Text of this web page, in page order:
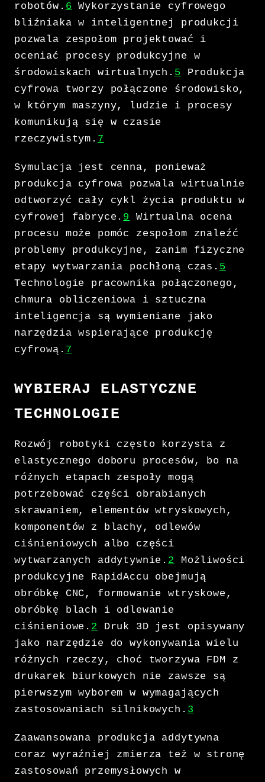
robotów. 6 Wykorzystanie cyfrowego
bliźniaka w inteligentnej produkcji
pozwala zespołom projektować i
oceniać procesy produkcyjne w
środowiskach wirtualnych. 5 Produkcja
cyfrowa tworzy połączone środowisko,
w którym maszyny, ludzie i procesy
komunikują się w czasie
rzeczywistym. 7
Symulacja jest cenna, ponieważ
produkcja cyfrowa pozwala wirtualnie
odtworzyć cały cykl życia produktu w
cyfrowej fabryce. 9
Wirtualna ocena
procesu może pomóc zespołom znaleźć
problemy produkcyjne, zanim fizyczne
etapy wytwarzania pochłoną czas. 5
Technologie pracownika połączonego,
chmura obliczeniowa i sztuczna
inteligencja są wymieniane jako
narzędzia wspierające produkcję
cyfrową. 7
WYBIERAJ ELASTYCZNE
TECHNOLOGIE
Rozwój robotyki często korzysta z
elastycznego doboru procesów, bo na
różnych etapach zespoły mogą
potrzebować części obrabianych
skrawaniem, elementów wtryskowych,
komponentów z blachy, odlewów
ciśnieniowych albo części
wytwarzanych addytywnie. 2
Możliwości
produkcyjne RapidAccu obejmują
obróbkę CNC, formowanie wtryskowe,
obróbkę blach i odlewanie
ciśnieniowe. 2
Druk 3D jest opisywany
jako narzędzie do wykonywania wielu
różnych rzeczy, choć tworzywa FDM z
drukarek biurkowych nie zawsze są
pierwszym wyborem w wymagających
zastosowaniach silnikowych. 3
Zaawansowana produkcja addytywna
coraz wyraźniej zmierza też w stronę
zastosowań przemysłowych w